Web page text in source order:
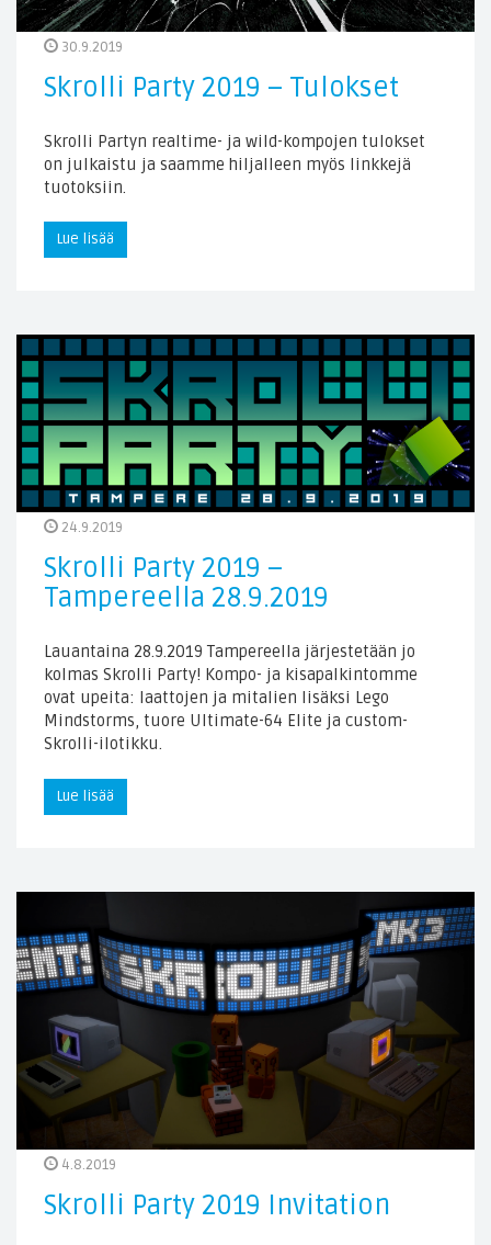
30.9.2019
Skrolli Party 2019 – Tulokset
Skrolli Partyn realtime- ja wild-kompojen tulokset
on julkaistu ja saamme hiljalleen myös linkkejä
tuotoksiin.
Lue lisää
24.9.2019
Skrolli Party 2019 –
Tampereella 28.9.2019
Lauantaina 28.9.2019 Tampereella järjestetään jo
kolmas Skrolli Party! Kompo- ja kisapalkintomme
ovat upeita: laattojen ja mitalien lisäksi Lego
Mindstorms, tuore Ultimate-64 Elite ja custom-
Skrolli-ilotikku.
Lue lisää
4.8.2019
Skrolli Party 2019 Invitation